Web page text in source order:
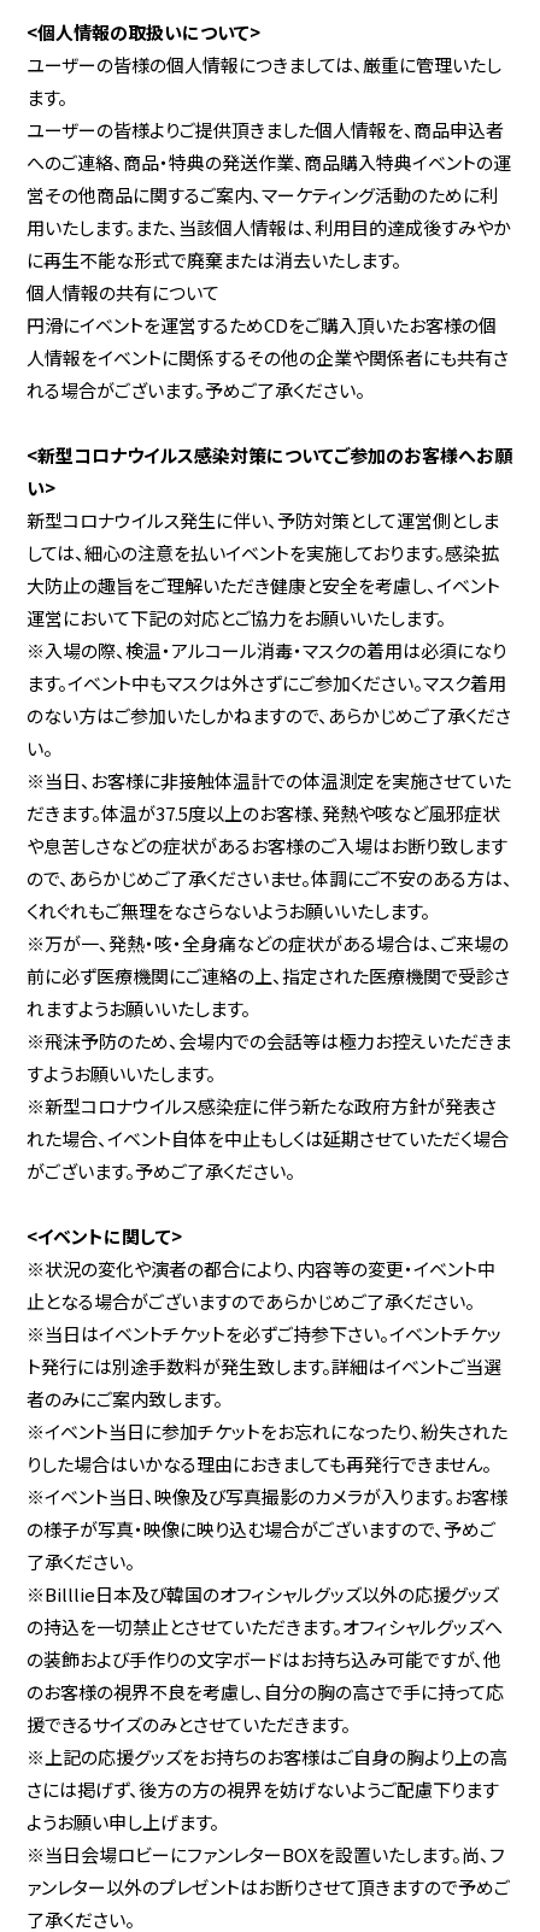
<個人情報の取扱いについて>
ユーザーの皆様の個人情報につきましては、厳重に管理いたし
ます。
ユーザーの皆様よりご提供頂きました個人情報を、商品申込者
へのご連絡、商品・特典の発送作業、商品購入特典イベントの運
営その他商品に関するご案内、マーケティング活動のために利
用いたします。また、当該個人情報は、利用目的達成後すみやか
に再生不能な形式で廃棄または消去いたします。
個人情報の共有について
円滑にイベントを運営するためCDをご購入頂いたお客様の個
人情報をイベントに関係するその他の企業や関係者にも共有さ
れる場合がございます。予めご了承ください。
<新型コロナウイルス感染対策についてご参加のお客様へお願
い>
新型コロナウイルス発生に伴い、予防対策として運営側としま
しては、細心の注意を払いイベントを実施しております。感染拡
大防止の趣旨をご理解いただき健康と安全を考慮し、イベント
運営において下記の対応とご協力をお願いいたします。
※入場の際、検温・アルコール消毒・マスクの着用は必須になり
ます。イベント中もマスクは外さずにご参加ください。マスク着用
のない方はご参加いたしかねますので、あらかじめご了承くださ
い。
※当日、お客様に非接触体温計での体温測定を実施させていた
だきます。体温が37.5度以上のお客様、発熱や咳など風邪症状
や息苦しさなどの症状があるお客様のご入場はお断り致します
ので、あらかじめご了承くださいませ。体調にご不安のある方は、
くれぐれもご無理をなさらないようお願いいたします。
※万が一、発熱・咳・全身痛などの症状がある場合は、ご来場の
前に必ず医療機関にご連絡の上、指定された医療機関で受診さ
れますようお願いいたします。
※飛沫予防のため、会場内での会話等は極力お控えいただきま
すようお願いいたします。
※新型コロナウイルス感染症に伴う新たな政府方針が発表さ
れた場合、イベント自体を中止もしくは延期させていただく場合
がございます。予めご了承ください。
<イベントに関して>
※状況の変化や演者の都合により、内容等の変更・イベント中
止となる場合がございますのであらかじめご了承ください。
※当日はイベントチケットを必ずご持参下さい。イベントチケッ
ト発行には別途手数料が発生致します。詳細はイベントご当選
者のみにご案内致します。
※イベント当日に参加チケットをお忘れになったり、紛失された
りした場合はいかなる理由におきましても再発行できません。
※イベント当日、映像及び写真撮影のカメラが入ります。お客様
の様子が写真・映像に映り込む場合がございますので、予めご
了承ください。
※Billlie日本及び韓国のオフィシャルグッズ以外の応援グッズ
の持込を一切禁止とさせていただきます。オフィシャルグッズへ
の装飾および手作りの文字ボードはお持ち込み可能ですが、他
のお客様の視界不良を考慮し、自分の胸の高さで手に持って応
援できるサイズのみとさせていただきます。
※上記の応援グッズをお持ちのお客様はご自身の胸より上の高
さには掲げず、後方の方の視界を妨げないようご配慮下ります
ようお願い申し上げます。
※当日会場ロビーにファンレターBOXを設置いたします。尚、フ
ァンレター以外のプレゼントはお断りさせて頂きますので予めご
了承ください。